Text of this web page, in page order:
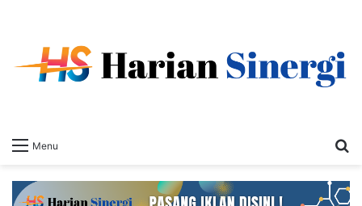
Menu